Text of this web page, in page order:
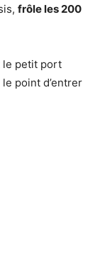
frôle les 200
le petit port
point d’entrer